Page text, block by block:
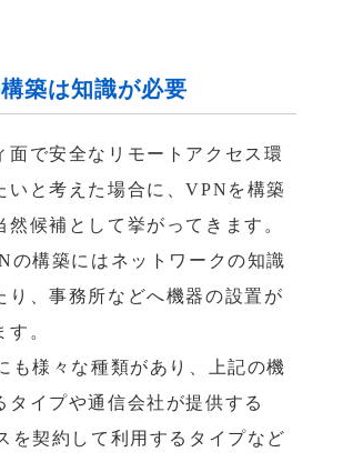
築は知識が必要
面で安全なリモートアクセス環
いと考えた場合に、VPNを構築
然候補として挙がってきます。
の構築にはネットワークの知識
り、事務所などへ機器の設置が
。
も様々な種類があり、上記の機
タイプや通信会社が提供する
を契約して利用するタイプなど